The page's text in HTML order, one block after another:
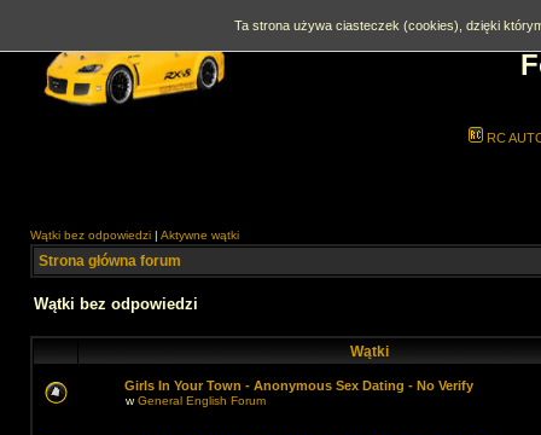
RC
Wątki bez odpowiedzi | Aktywne wątki
Strona główna forum
Wątki bez odpowiedzi
Wątki
Girls In Your Town - Anonymous Sex Dating - No Verify
wGeneral English Forum
Ta strona używa ciasteczek (cookies), dzięki